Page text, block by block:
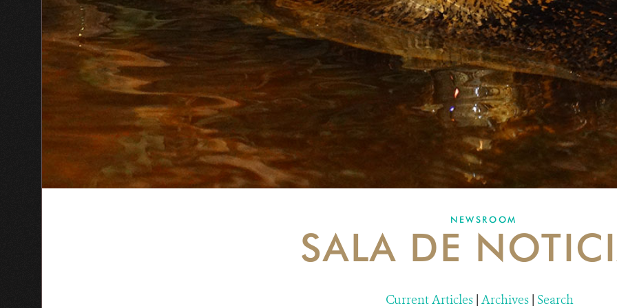
NEWSROOM
SALA DE
Current Articles | Archives | Search